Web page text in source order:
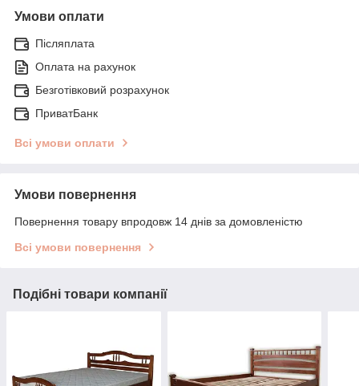
Умови оплати
Післяплата
Оплата на рахунок
Безготівковий розрахунок
ПриватБанк
Всі умови оплати
Умови повернення
Повернення товару впродовж 14 днів за домовленістю
Всі умови повернення
Подібні товари компанії